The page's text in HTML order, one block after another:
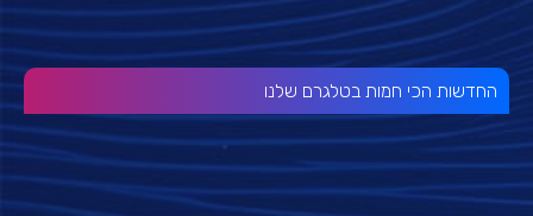
החדשות הכי חמות בטלגרם שלנו